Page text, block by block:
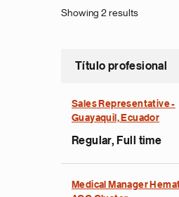
Showing 2 results
Título profesional
Sales Representative -
Guayaquil, Ecuador
Regular, Full time
Medical Manager